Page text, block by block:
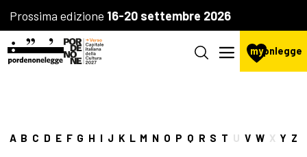
Prossima edizione 16-20 settembre 2026
mypnlegge
A B C D E F G H I J K L M N O P Q R S T U V W X Y Z